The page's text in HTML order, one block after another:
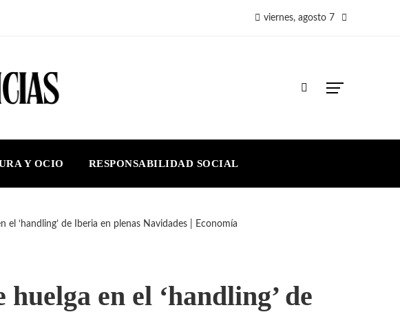
viernes, agosto 7
Y OCIO RESPONSABILIDAD SOCIAL
‘handling’ de Iberia en plenas Navidades | Economía
en el ‘handling’ de